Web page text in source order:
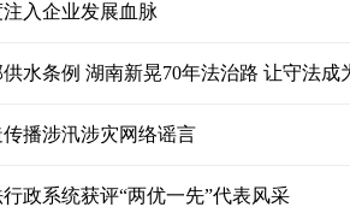
入企业发展血脉
水条例 湖南新晃70年法治路 让守法成
播涉汛涉灾网络谣言
政系统获评“两优一先”代表风采